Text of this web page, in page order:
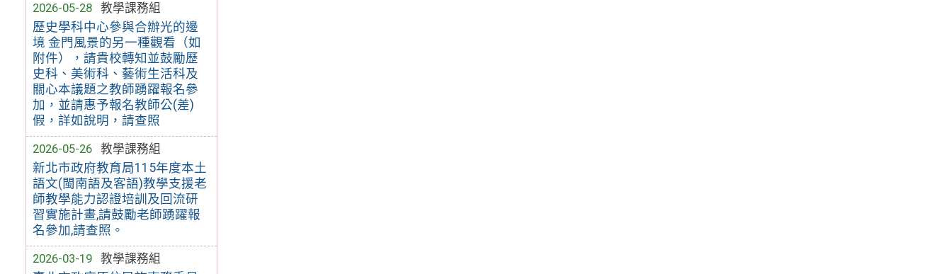
2026-05-28
教學課務組
歷史學科中心參與合辦光的邊
境 金門風景的另一種觀看（如
附件），請貴校轉知並鼓勵歷
史科、美術科、藝術生活科及
關心本議題之教師踴躍報名參
加，並請惠予報名教師公(差)
假，詳如說明，請查照
2026-05-26
教學課務組
新北市政府教育局115年度本土
語文(閩南語及客語)教學支援老
師教學能力認證培訓及回流研
習實施計畫,請鼓勵老師踴躍報
名參加,請查照。
2026-03-19
教學課務組